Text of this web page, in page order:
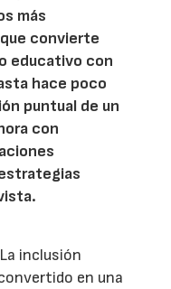
más
convierte
educativo con
hace poco
puntual de un
con
inclusión
en una